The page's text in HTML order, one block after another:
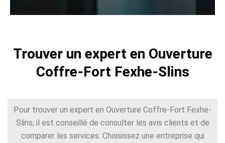
Trouver un expert en Ouverture
Coffre-Fort Fexhe-Slins
Pour trouver un expert en Ouverture Coffre-Fort Fexhe-
Slins, il est conseillé de consulter les avis clients et de
comparer les services. Choisissez une entreprise qui